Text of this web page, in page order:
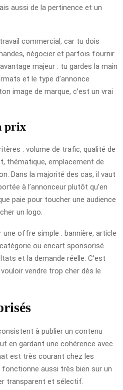
aussi de la pertinence et un
commercial, car tu dois
négocier et parfois fournir
majeur : tu gardes la main
et le type d’annonce
image de marque, c’est un vrai
prix
: volume de trafic, qualité de
thématique, emplacement de
Dans la majorité des cas, il vaut
à l’annonceur plutôt qu’en
paie pour toucher une audience
un logo.
offre simple : bannière, article
ou encart sponsorisé.
et la demande réelle. C’est
vendre trop cher dès le
à publier un contenu
en gardant une cohérence avec
est très courant chez les
aussi très bien sur un
transparent et sélectif.